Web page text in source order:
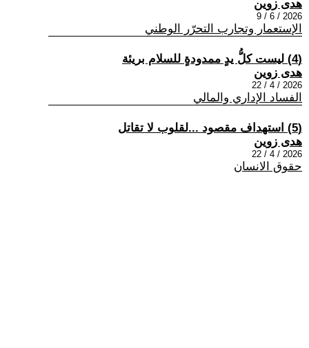
هدى زوين
2026 / 6 / 9
الإستعمار وتجارب التحرّر الوطني
(4) ليست كلُّ يدٍ ممدودةٍ للسلام بريئة
هدى زوين
2026 / 4 / 22
الفساد الإداري والمالي
(5) استهداف مقصود ...لقلوب لا تقاتل
هدى زوين
2026 / 4 / 22
حقوق الانسان